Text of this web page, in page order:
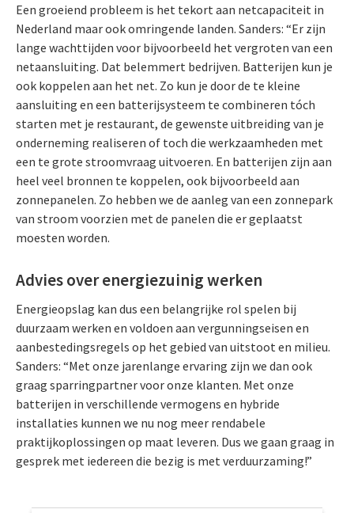
Een groeiend probleem is het tekort aan netcapaciteit in
Nederland maar ook omringende landen. Sanders: “Er zijn
lange wachttijden voor bijvoorbeeld het vergroten van een
netaansluiting. Dat belemmert bedrijven. Batterijen kun je
ook koppelen aan het net. Zo kun je door de te kleine
aansluiting en een batterijsysteem te combineren tóch
starten met je restaurant, de gewenste uitbreiding van je
onderneming realiseren of toch die werkzaamheden met
een te grote stroomvraag uitvoeren. En batterijen zijn aan
heel veel bronnen te koppelen, ook bijvoorbeeld aan
zonnepanelen. Zo hebben we de aanleg van een zonnepark
van stroom voorzien met de panelen die er geplaatst
moesten worden.
Advies over energiezuinig werken
Energieopslag kan dus een belangrijke rol spelen bij
duurzaam werken en voldoen aan vergunningseisen en
aanbestedingsregels op het gebied van uitstoot en milieu.
Sanders: “Met onze jarenlange ervaring zijn we dan ook
graag sparringpartner voor onze klanten. Met onze
batterijen in verschillende vermogens en hybride
installaties kunnen we nu nog meer rendabele
praktijkoplossingen op maat leveren. Dus we gaan graag in
gesprek met iedereen die bezig is met verduurzaming!”